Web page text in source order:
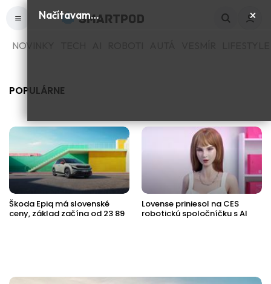
Načítavam… ×
NOVINKY
POPULÁRNE
Škoda Epiq má slovenské
ceny, základ začína od 23 89
Lovense priniesol na CES
robotickú spoločníčku s AI